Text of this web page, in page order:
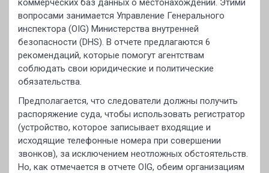
коммерческих баз данных о местонахождении. Этими
вопросами занимается Управление Генерального
инспектора (OIG) Министерства внутренней
безопасности (DHS). В отчете предлагаются 6
рекомендаций, которые помогут агентствам
соблюдать свои юридические и политические
обязательства.
Предполагается, что следователи должны получить
распоряжение суда, чтобы использовать регистратор
(устройство, которое записывает входящие и
исходящие телефонные номера при совершении
звонков), за исключением неотложных обстоятельств.
Но, как отмечается в отчете OIG, обеим организациям